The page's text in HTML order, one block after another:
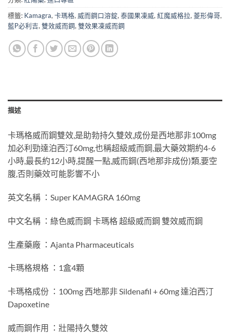
標籤: Kamagra, 卡瑪格, 威而鋼口溶錠, 泰國果凍威, 紅魔威格拉, 菱形偉哥,
藍P必利吉, 雙效威而鋼, 雙效果凍威而鋼
描述
卡瑪格威而鋼雙效,是助勃持久雙效,成份是西地那非100mg
加必利勁達泊西汀60mg,也稱超級威而鋼,最大藥效期約4-6
小時,最長約12小時,提醒一點,威而鋼(西地那非成份)類,要空
腹,否則藥效可能影響不小
英文名稱 ：Super KAMAGRA 160mg
中文名稱 ：綠色威而鋼 卡瑪格 超級威而鋼 雙效威而鋼
生產藥廠 ：Ajanta Pharmaceuticals
卡瑪格規格 ：1盒4顆
卡瑪格成份 ：100mg 西地那非 Sildenafil + 60mg 達泊西汀
Dapoxetine
威而鋼作用 ：壯陽持久雙效